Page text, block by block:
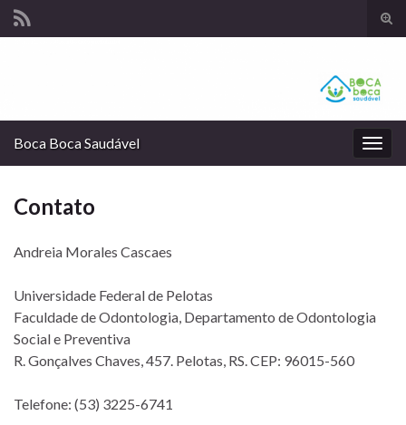
Boca Boca Saudável
Contato
Andreia Morales Cascaes
Universidade Federal de Pelotas
Faculdade de Odontologia, Departamento de Odontologia
Social e Preventiva
R. Gonçalves Chaves, 457. Pelotas, RS. CEP: 96015-560
Telefone: (53) 3225-6741